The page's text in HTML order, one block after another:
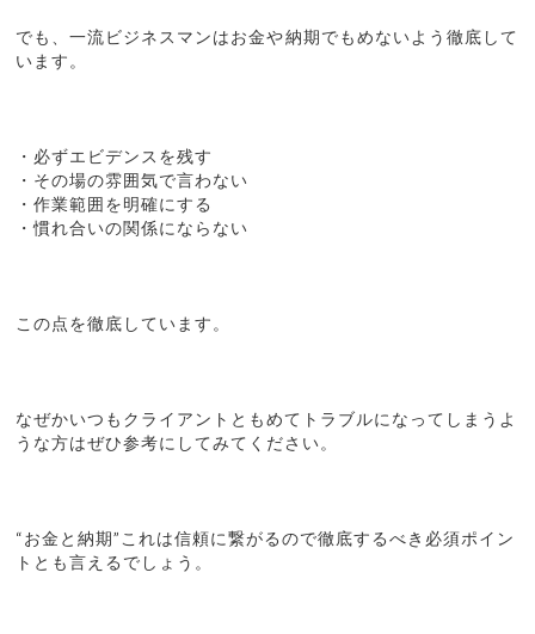
でも、一流ビジネスマンはお金や納期でもめないよう徹底して
います。
・必ずエビデンスを残す
・その場の雰囲気で言わない
・作業範囲を明確にする
・慣れ合いの関係にならない
この点を徹底しています。
なぜかいつもクライアントともめてトラブルになってしまうよ
うな方はぜひ参考にしてみてください。
“お金と納期”これは信頼に繋がるので徹底するべき必須ポイン
トとも言えるでしょう。